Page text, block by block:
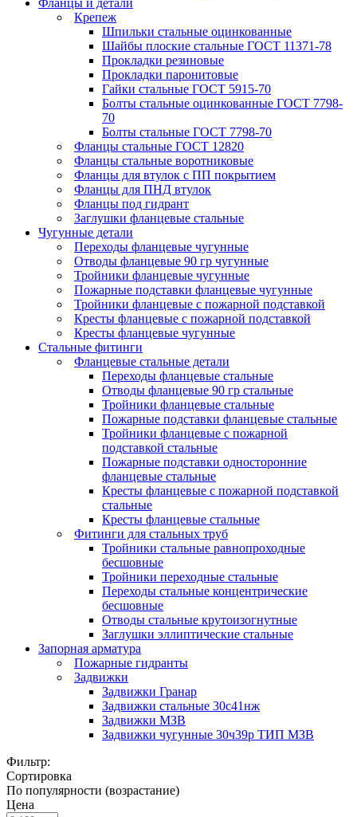
Фланцы и детали
Крепеж
Шпильки стальные оцинкованные
Шайбы плоские стальные ГОСТ 11371-78
Прокладки резиновые
Прокладки паронитовые
Гайки стальные ГОСТ 5915-70
Болты стальные оцинкованные ГОСТ 7798-
70
Болты стальные ГОСТ 7798-70
Фланцы стальные ГОСТ 12820
Фланцы стальные воротниковые
Фланцы для втулок с ПП покрытием
Фланцы для ПНД втулок
Фланцы под гидрант
Заглушки фланцевые стальные
Чугунные детали
Переходы фланцевые чугунные
Отводы фланцевые 90 гр чугунные
Тройники фланцевые чугунные
Пожарные подставки фланцевые чугунные
Тройники фланцевые с пожарной подставкой
Кресты фланцевые с пожарной подставкой
Кресты фланцевые чугунные
Стальные фитинги
Фланцевые стальные детали
Переходы фланцевые стальные
Отводы фланцевые 90 гр стальные
Тройники фланцевые стальные
Пожарные подставки фланцевые стальные
Тройники фланцевые с пожарной
подставкой стальные
Пожарные подставки односторонние
фланцевые стальные
Кресты фланцевые с пожарной подставкой
стальные
Кресты фланцевые стальные
Фитинги для стальных труб
Тройники стальные равнопроходные
бесшовные
Тройники переходные стальные
Переходы стальные концентрические
бесшовные
Отводы стальные крутоизогнутные
Заглушки эллиптические стальные
Запорная арматура
Пожарные гидранты
Задвижки
Задвижки Гранар
Задвижки стальные 30с41нж
Задвижки МЗВ
Задвижки чугунные 30ч39р ТИП МЗВ
Фильтр:
Сортировка
По популярности (возрастание)
Цена